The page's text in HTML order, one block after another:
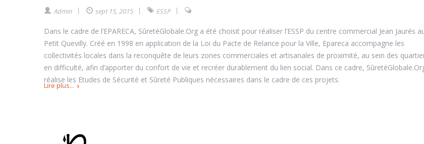
Admin sept 15, 2015 ESSP
Dans le cadre de l’EPARECA, SûretéGlobale.Org a été choisit pour réaliser l’ESSP du centre commercial Jean Jaurés
Petit Quevilly. Créé en 1998 en application de la Loi du Pacte de Relance pour la Ville, Epareca accompagne les
collectivités locales dans la reconquête de leurs zones commerciales et artisanales de proximité, au sein des
en difficulté, afin d’apporter du confort de vie et recréer durablement du lien social. Dans ce cadre,
réalise les Etudes de Sécurité et Sûreté Publiques nécessaires dans le cadre de ces projets.
Lire plus...